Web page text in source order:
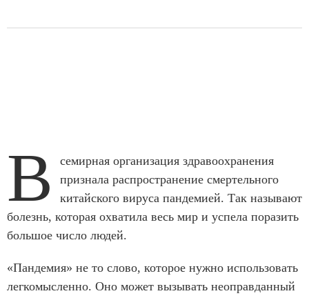
В
семирная организация здравоохранения
признала распространение смертельного
китайского вируса пандемией. Так называют
болезнь, которая охватила весь мир и успела поразить
большое число людей.
«Пандемия» не то слово, которое нужно использовать
легкомысленно. Оно может вызывать неоправданный